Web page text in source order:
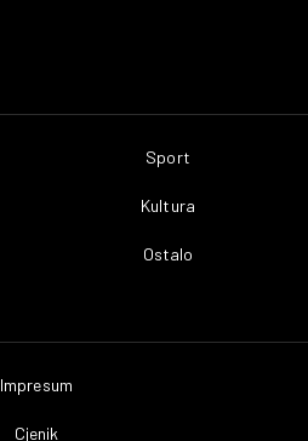
Sport
Kultura
Ostalo
Impresum
Cjenik